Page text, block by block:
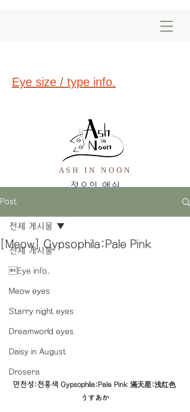
Eye size / type info.
ASH IN NOON
​정오의 애쉬
Post
전체 게시물
Eye info.
Meow eyes
Starry night eyes
Dreamworld eyes
Daisy in August
Drosera
전체 게시물
[Meow] Gypsophila:Pale Pink
만천성:천홍색 Gypsophila:Pale Pink 滿天星:浅红色
うすあか